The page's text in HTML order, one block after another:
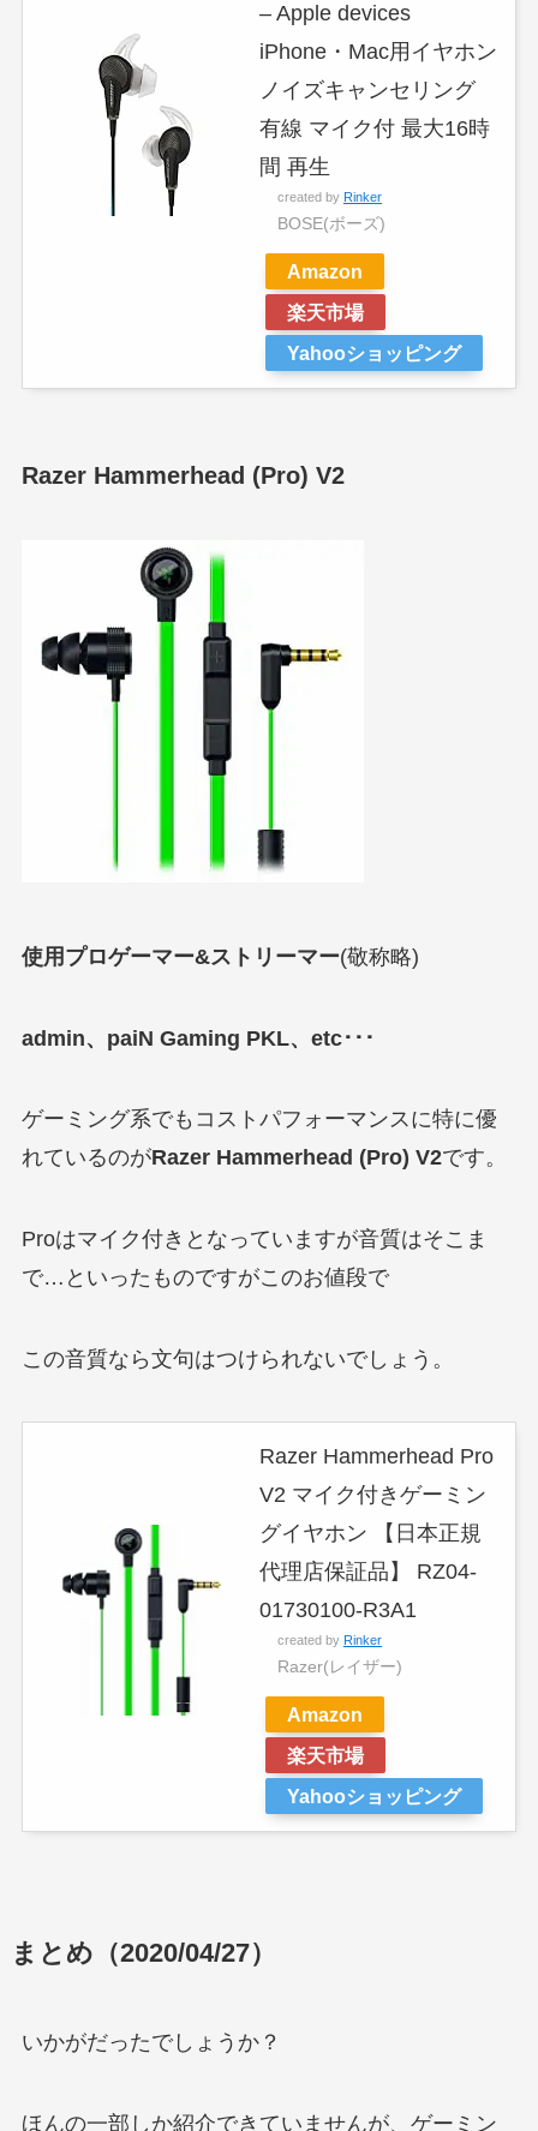
– Apple devices
iPhone・Mac用イヤホン
ノイズキャンセリング
有線 マイク付 最大16時
間 再生
created by Rinker
BOSE(ボーズ)
Amazon
楽天市場
Yahooショッピング
Razer Hammerhead (Pro) V2
使用プロゲーマー&ストリーマー(敬称略)
admin、paiN Gaming PKL、etc･･･
ゲーミング系でもコストパフォーマンスに特に優
れているのがRazer Hammerhead (Pro) V2です。
Proはマイク付きとなっていますが音質はそこま
で…といったものですがこのお値段で
この音質なら文句はつけられないでしょう。
Razer Hammerhead Pro
V2 マイク付きゲーミン
グイヤホン 【日本正規
代理店保証品】 RZ04-
01730100-R3A1
created by Rinker
Razer(レイザー)
Amazon
楽天市場
Yahooショッピング
まとめ（2020/04/27）
いかがだったでしょうか？
ほんの一部しか紹介できていませんが、ゲーミン